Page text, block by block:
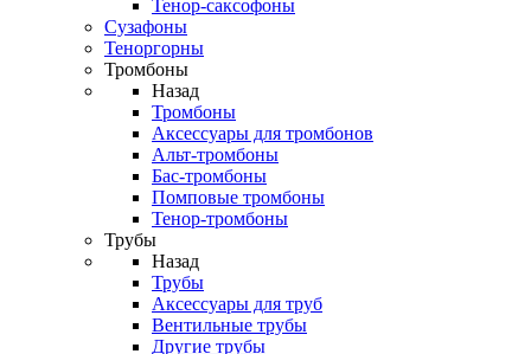
Тенор-саксофоны
Сузафоны
Теноргорны
Тромбоны
Назад
Тромбоны
Аксессуары для тромбонов
Альт-тромбоны
Бас-тромбоны
Помповые тромбоны
Тенор-тромбоны
Трубы
Назад
Трубы
Аксессуары для труб
Вентильные трубы
Другие трубы